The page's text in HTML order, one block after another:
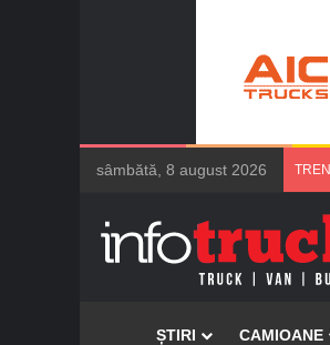
sâmbătă, 8 august 2026
AcasăȘTIRI CAMIOANE